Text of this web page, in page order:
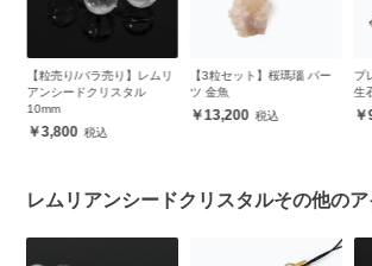
【3粒セット】桜瑪瑙 パー
ツ 金魚
13,200
プレゼントにオススメ！ 誕
生石・星座石ストラップ
900
レ
ル
レムリアンシードクリスタルその他の